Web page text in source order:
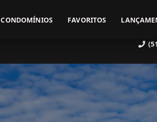
CONDOMÍNIOS FAVORITOS